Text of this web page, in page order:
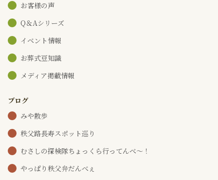
お客様の声
Q＆Aシリーズ
イベント情報
お葬式豆知識
メディア掲載情報
ブログ
みや散歩
秩父路長寿スポット巡り
むさしの探検隊ちょっくら行ってんべ～！
やっぱり秩父弁だんべぇ